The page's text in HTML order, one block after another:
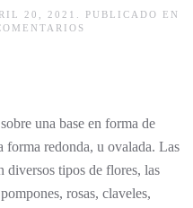
20, 2021
. PUBLICADO EN
una base en forma de
forma redonda, u ovalada. Las
diversos tipos de flores, las
rosas, claveles,